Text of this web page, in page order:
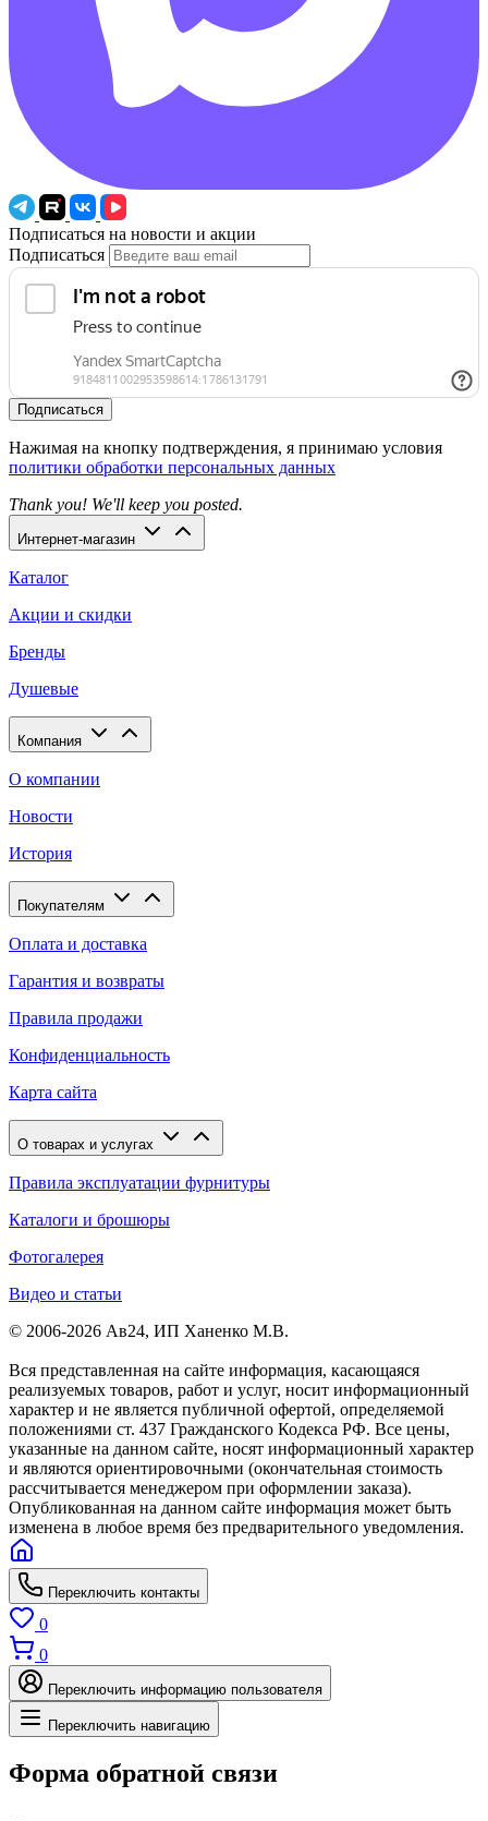
Подписаться на новости и акции
Подписаться
Подписаться
Нажимая на кнопку подтверждения, я принимаю условия
политики обработки персональных данных
Thank you! We'll keep you posted.
Интернет-магазин
Каталог
Акции и скидки
Бренды
Душевые
Компания
О компании
Новости
История
Покупателям
Оплата и доставка
Гарантия и возвраты
Правила продажи
Конфиденциальность
Карта сайта
О товарах и услугах
Правила эксплуатации фурнитуры
Каталоги и брошюры
Фотогалерея
Видео и статьи
© 2006-2026 Ав24, ИП Ханенко М.В.
Вся представленная на сайте информация, касающаяся
реализуемых товаров, работ и услуг, носит информационный
характер и не является публичной офертой, определяемой
положениями ст. 437 Гражданского Кодекса РФ. Все цены,
указанные на данном сайте, носят информационный характер
и являются ориентировочными (окончательная стоимость
рассчитывается менеджером при оформлении заказа).
Опубликованная на данном сайте информация может быть
изменена в любое время без предварительного уведомления.
Переключить контакты
0
0
Переключить информацию пользователя
Переключить навигацию
Форма обратной связи